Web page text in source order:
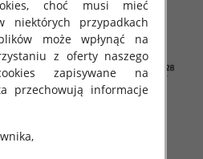
choć musi mieć
niektórych przypadkach
może wpłynąć na
z oferty naszego
zapisywane na
przechowują informacje